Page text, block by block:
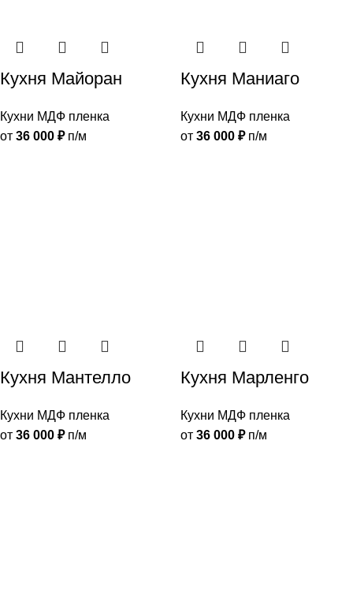
Кухня Майоран
Кухни МДФ пленка
от 36 000 ₽п/м
Кухня Маниаго
Кухни МДФ пленка
от 36 000 ₽п/м
Кухня Мантелло
Кухни МДФ пленка
от 36 000 ₽п/м
Кухня Марленго
Кухни МДФ пленка
от 36 000 ₽п/м